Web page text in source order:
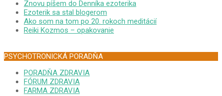
Znovu píšem do Denníka ezoterika
Ezoterik sa stal blogerom
Ako som na tom po 20. rokoch meditácií
Reiki Kozmos – opakovanie
PSYCHOTRONICKÁ PORADŇA
PORADŇA ZDRAVIA
FÓRUM ZDRAVIA
FARMA ZDRAVIA